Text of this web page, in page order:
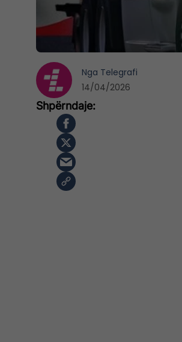
Nga Telegrafi
14/04/2026